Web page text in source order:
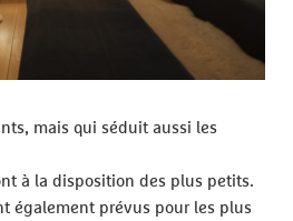
mais qui séduit aussi les
à la disposition des plus petits.
également prévus pour les plus